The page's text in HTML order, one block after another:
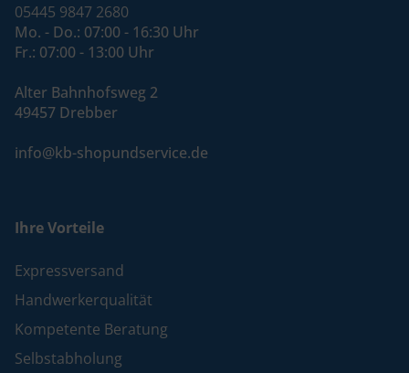
05445 9847 2680
Mo. - Do.: 07:00 - 16:30 Uhr
Fr.: 07:00 - 13:00 Uhr
Alter Bahnhofsweg 2
49457 Drebber
info@kb-shopundservice.de
Ihre Vorteile
Expressversand
Handwerkerqualität
Kompetente Beratung
Selbstabholung